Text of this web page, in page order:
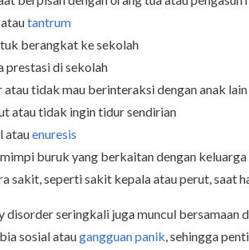
tantrum
berangkat ke sekolah
prestasi di sekolah
atau tidak mau berinteraksi dengan anak lain
atau tidak ingin tidur sendirian
atauenuresis
buruk yang berkaitan dengan keluarga
sakit, seperti sakit kepala atau perut, saat
disorder seringkali juga muncul bersamaan
sosial ataugangguan panik, sehingga